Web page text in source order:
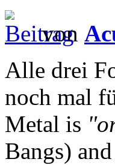
von
Alle drei
noch mal
Metal is
Bangs) and